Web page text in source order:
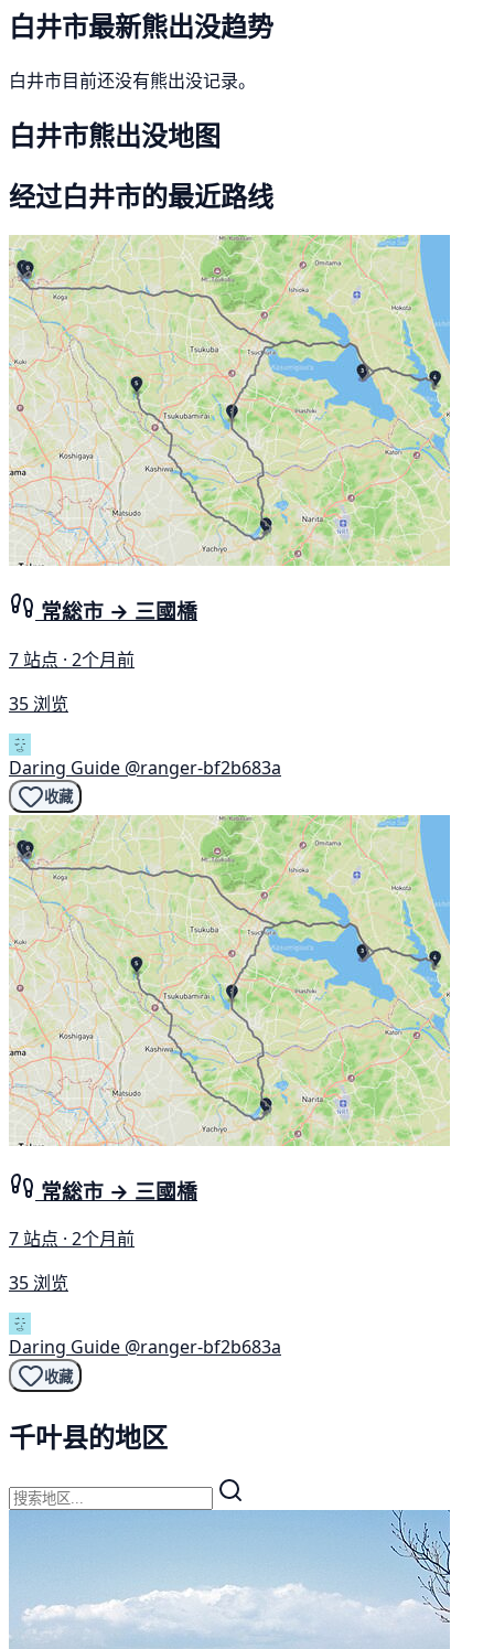
白井市最新熊出没趋势
白井市目前还没有熊出没记录。
白井市熊出没地图
经过白井市的最近路线
常総市 → 三國橋
7 站点 · 2个月前
35 浏览
Daring Guide @ranger-bf2b683a
收藏
常総市 → 三國橋
7 站点 · 2个月前
35 浏览
Daring Guide @ranger-bf2b683a
收藏
千叶县的地区